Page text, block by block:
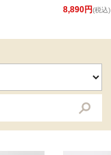
8,890円(税込)